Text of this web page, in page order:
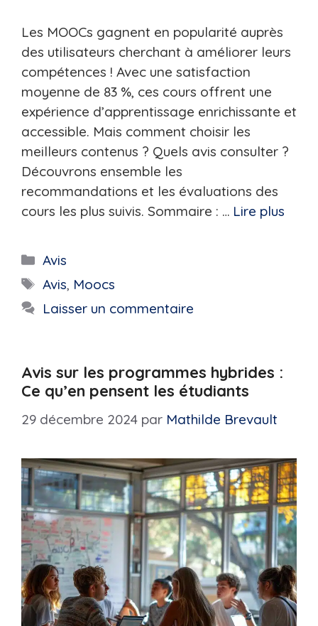
Les MOOCs gagnent en popularité auprès
des utilisateurs cherchant à améliorer leurs
compétences ! Avec une satisfaction
moyenne de 83 %, ces cours offrent une
expérience d’apprentissage enrichissante et
accessible. Mais comment choisir les
meilleurs contenus ? Quels avis consulter ?
Découvrons ensemble les
recommandations et les évaluations des
cours les plus suivis. Sommaire : … Lire plus
Catégories
Avis
Étiquettes
Avis, Moocs
Laisser un commentaire
Avis sur les programmes hybrides :
Ce qu’en pensent les étudiants
29 décembre 2024 par Mathilde Brevault